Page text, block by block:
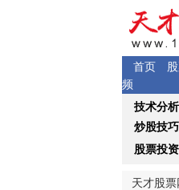
首页
频
技术分析
炒股技巧
股票投资
天才股票